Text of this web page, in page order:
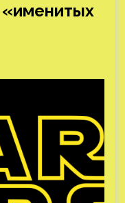
«именитых